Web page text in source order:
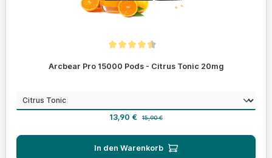
Arcbear Pro 15000 Pods - Citrus Tonic 20mg
Geschmack
Verkaufspreis:
13,90 € 15,90 €
In den Warenkorb